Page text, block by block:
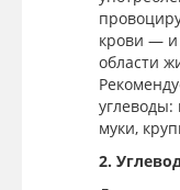
крови — и
области
углеводы:
муки,
2.